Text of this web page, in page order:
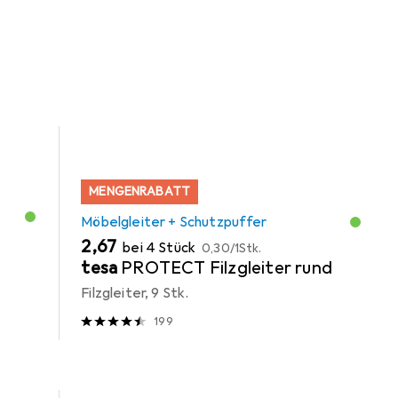
MENGENRABATT
Möbelgleiter + Schutzpuffer
EUR
2,67 bei 4 Stück EUR
0,30/1Stk.
tesa PROTECT Filzgleiter rund
Filzgleiter, 9 Stk.
199